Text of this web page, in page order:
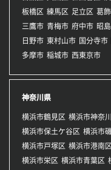
板橋区 練馬区 足立区 葛
三鷹市 青梅市 府中市 昭
日野市 東村山市 国分寺市
多摩市 稲城市 西東京市
神奈川県
横浜市鶴見区 横浜市神奈
横浜市保土ケ谷区 横浜市
横浜市戸塚区 横浜市港南区
横浜市栄区 横浜市青葉区